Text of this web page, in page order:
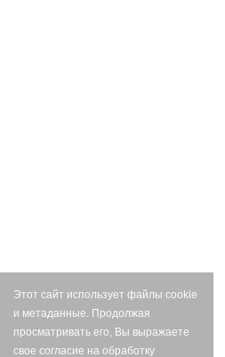
Этот сайт использует файлы cookie
и метаданные. Продолжая
просматривать его, Вы выражаете
свое согласие на обработку